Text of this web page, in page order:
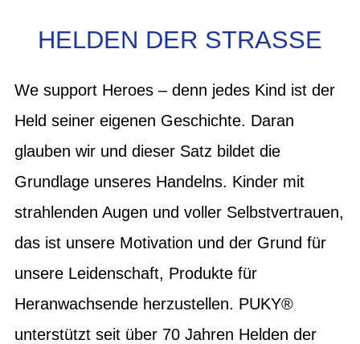
HELDEN DER STRASSE
We support Heroes – denn jedes Kind ist der
Held seiner eigenen Geschichte. Daran
glauben wir und dieser Satz bildet die
Grundlage unseres Handelns. Kinder mit
strahlenden Augen und voller Selbstvertrauen,
das ist unsere Motivation und der Grund für
unsere Leidenschaft, Produkte für
Heranwachsende herzustellen. PUKY®
unterstützt seit über 70 Jahren Helden der